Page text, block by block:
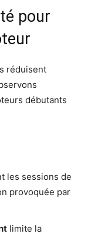
pour
réduisent
débutants
les sessions de
provoquée par
limite la